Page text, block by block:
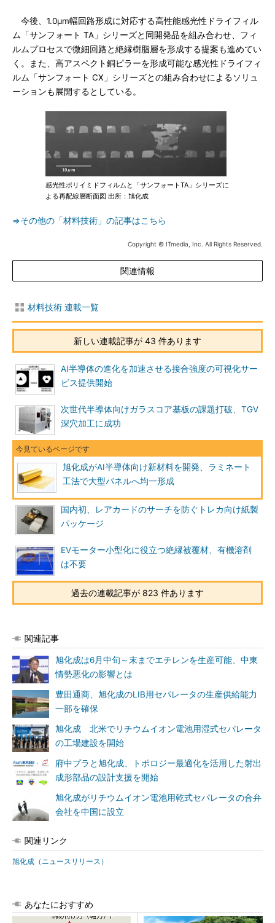
今後、1.0μm幅回路形成に対応する高性能感光性ドライフィル
ム「サンフォート TA」シリーズと同開発品を組み合わせ、フィ
ルムプロセスで微細回路と絶縁樹脂層を形成する提案も進めてい
く。また、高アスペクト銅ピラーを形成可能な感光性ドライフィ
ルム「サンフォート CX」シリーズとの組み合わせによるソリュ
ーションも展開するとしている。
感光性ポリイミドフィルムと「サンフォートTA」シリーズに
よる再配線層断面図 出所：旭化成
⇒その他の「材料技術」の記事はこちら
Copyright © ITmedia, Inc. All Rights Reserved.
関連情報
材料技術 連載一覧
新しい連載記事が 43 件あります
AI半導体の進化を加速させる接合強度の可視化サー
ビス提供開始
次世代半導体向けガラスコア基板の課題打破、TGV
深穴加工に成功
旭化成がAI半導体向け新材料を開発、ラミネート
工法で大型パネルへ均一形成
国内初、レアカードのサーチを防ぐトレカ向け紙製
パッケージ
EVモーター小型化に役立つ絶縁被覆材、有機溶剤
は不要
過去の連載記事が 823 件あります
関連記事
旭化成は6月中旬～末までエチレンを生産可能、中東
情勢悪化の影響とは
豊田通商、旭化成のLIB用セパレータの生産供給能力
一部を確保
旭化成 北米でリチウムイオン電池用湿式セパレータ
の工場建設を開始
府中プラと旭化成、トポロジー最適化を活用した射出
成形部品の設計支援を開始
旭化成がリチウムイオン電池用乾式セパレータの合弁
会社を中国に設立
関連リンク
旭化成（ニュースリリース）
あなたにおすすめ